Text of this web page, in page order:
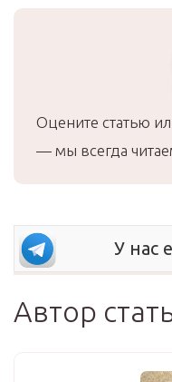
Оцените статью
— мы всегда
У нас
Автор